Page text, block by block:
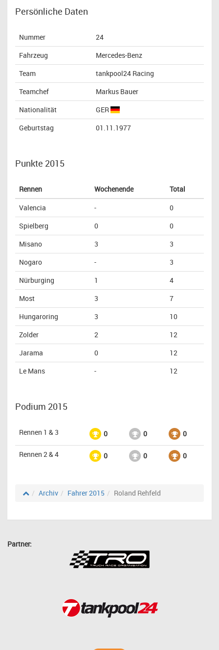
Persönliche Daten
Nummer
24
Fahrzeug
Mercedes-Benz
Team
tankpool24 Racing
Teamchef
Markus Bauer
Nationalität
GER
Geburtstag
01.11.1977
Punkte 2015
Rennen Wochenende
Total
Valencia
-
0
Spielberg
0
0
Misano
3
3
Nogaro
-
3
Nürburging
1
4
Most
3
7
Hungaroring
3
10
Zolder
2
12
Jarama
0
12
Le Mans
- 12
Podium 2015
Rennen 1 & 3 0 0 0
Rennen 2 & 4 0 0 0
Archiv Fahrer 2015 Roland Rehfeld
Partner: